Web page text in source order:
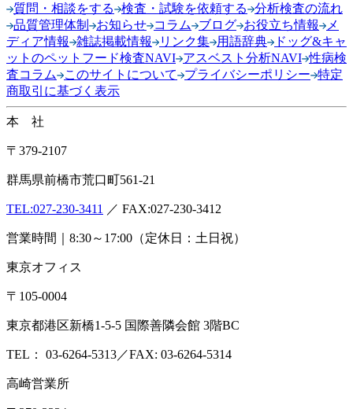
質問・相談をする 検査・試験を依頼する
分析検査の流れ
品質管理体制
お知らせ コラム ブログ お役立ち情報
メ
ディア情報
雑誌掲載情報 リンク集 用語辞典
ドッグ&キャ
ットのペットフード検査NAVI アスベスト分析NAVI 性病検
査コラム
このサイトについて プライバシーポリシー 特定
商取引に基づく表示
本 社
〒379-2107
群馬県前橋市荒口町561-21
TEL:027-230-3411 ／ FAX:027-230-3412
営業時間｜8:30～17:00（定休日：土日祝）
東京オフィス
〒105-0004
東京都港区新橋1-5-5 国際善隣会館 3階BC
TEL： 03-6264-5313／FAX: 03-6264-5314
高崎営業所